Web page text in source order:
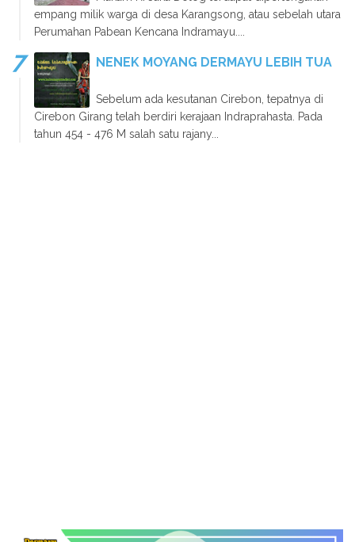
empang milik warga di desa Karangsong, atau sebelah utara
Perumahan Pabean Kencana Indramayu....
NENEK MOYANG DERMAYU LEBIH TUA
Sebelum ada kesutanan Cirebon, tepatnya di
Cirebon Girang telah berdiri kerajaan Indraprahasta. Pada
tahun 454 - 476 M salah satu rajany...